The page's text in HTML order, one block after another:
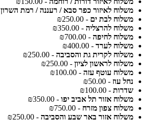
משלוח לאיזור כפר סבא / רעננה / רמת השרון
משלוח לבת ים - ₪250.00
משלוח להרצליה - ₪350.00
משלוח לחיפה - ₪700.00
משלוח לערד - ₪400.00
משלוח לקרית גת והסביבה - ₪250.00
משלוח לראשון לציון - ₪250.00
משלוח עוטף עזה - ₪100.00
נחל עוז - ₪50.00
שדרות - ₪100.00
משלוח אזור תל אביב יפו - ₪350.00
משלוח צפון מזרח - ₪750.00
משלוח אזור באר שבע והסביבה - ₪250.00